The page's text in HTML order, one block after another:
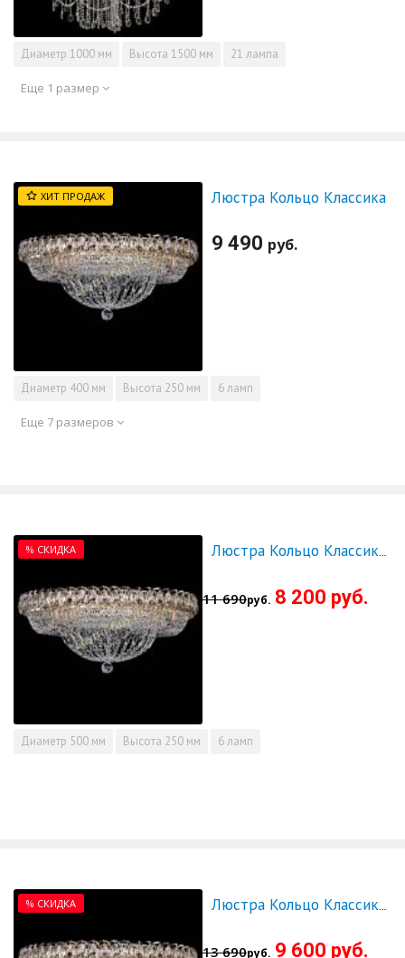
Диаметр 1000 мм Высота 1500 мм 21 лампа
Еще 1 размер
ХИТ ПРОДАЖ Люстра Кольцо Классика
9 490 руб.
Диаметр 400 мм Высота 250 мм 6 ламп
Еще 7 размеров
% СКИДКА Люстра Кольцо Классика 500 мм - СКИДКА!!!
11 690руб. 8 200 руб.
Диаметр 500 мм Высота 250 мм 6 ламп
% СКИДКА
13 690руб. 9 600 руб.